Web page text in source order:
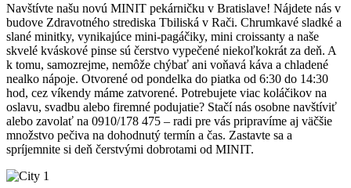
Navštívte našu novú MINIT pekárničku v Bratislave! Nájdete nás v
budove Zdravotného strediska Tbiliská v Rači. Chrumkavé sladké a
slané minitky, vynikajúce mini-pagáčiky, mini croissanty a naše
skvelé kváskové pinse sú čerstvo vypečené niekoľkokrát za deň. A
k tomu, samozrejme, nemôže chýbať ani voňavá káva a chladené
nealko nápoje. Otvorené od pondelka do piatka od 6:30 do 14:30
hod, cez víkendy máme zatvorené. Potrebujete viac koláčikov na
oslavu, svadbu alebo firemné podujatie? Stačí nás osobne navštíviť
alebo zavolať na 0910/178 475 – radi pre vás pripravíme aj väčšie
množstvo pečiva na dohodnutý termín a čas. Zastavte sa a
spríjemnite si deň čerstvými dobrotami od MINIT.